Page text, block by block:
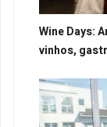
Wine Days:
vinhos,